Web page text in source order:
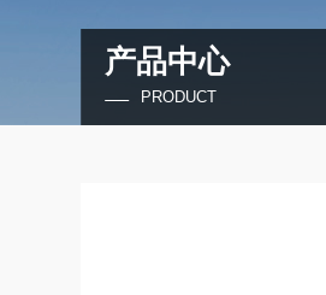
产品中心
PRODUCT